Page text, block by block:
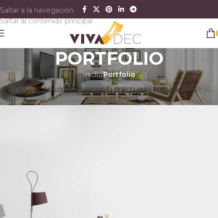
Saltar a la navegación
Saltar al contenido principal
PORTFOLIO
Inicio/Portfolio
TODOACCESSORIESDECORFURNITUREKITCHENLIGHTING